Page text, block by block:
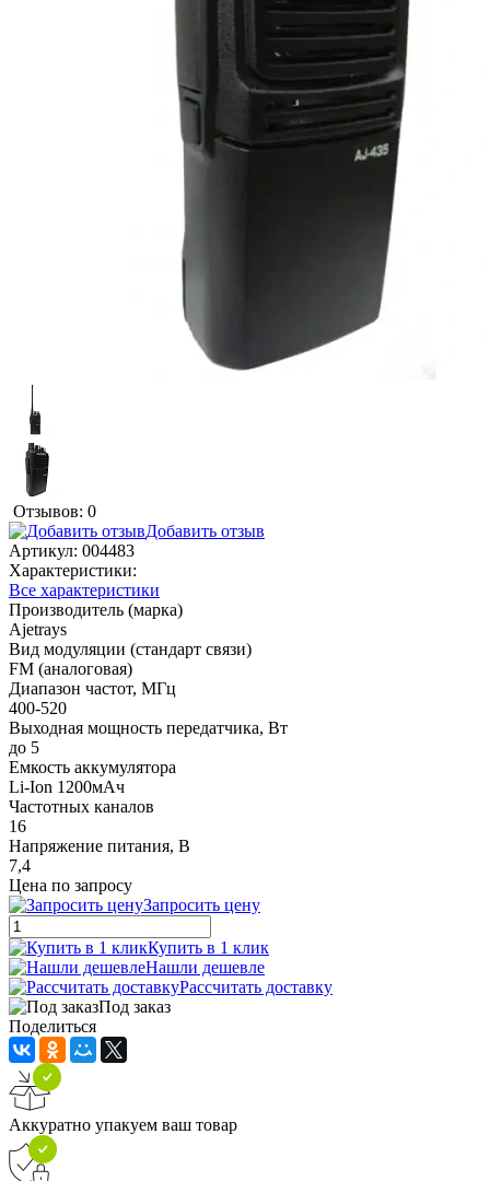
Отзывов: 0
Добавить отзыв
Артикул: 004483
Характеристики:
Все характеристики
Производитель (марка)
Ajetrays
Вид модуляции (стандарт связи)
FM (аналоговая)
Диапазон частот, МГц
400-520
Выходная мощность передатчика, Вт
до 5
Емкость аккумулятора
Li-Ion 1200мАч
Частотных каналов
16
Напряжение питания, В
7,4
Цена по запросу
Запросить цену
Купить в 1 клик
Нашли дешевле
Рассчитать доставку
Под заказ
Поделиться
Аккуратно упакуем ваш товар